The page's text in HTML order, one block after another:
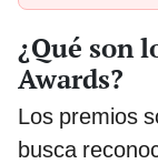
¿Qué son
Awards?
Los premios
busca